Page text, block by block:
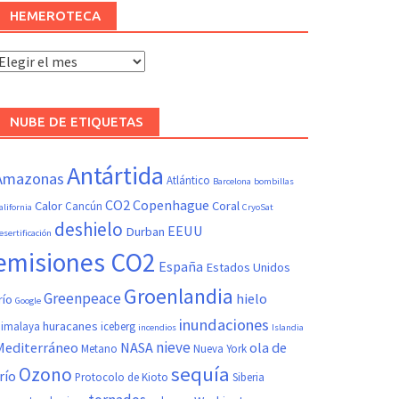
HEMEROTECA
Hemeroteca
NUBE DE ETIQUETAS
Antártida Atlántico Barcelona bombillas
Calor Cancún CO2Copenhague Coral CryoSat
deshielo Durban EEUU
CO2 España Estados Unidos
Google GreenpeaceGroenlandia hielo
huracanes iceberg incendios inundaciones Islandia
Metano NASA nieveNueva Yorkola de
Ozono Protocolo de Kioto sequía Siberia